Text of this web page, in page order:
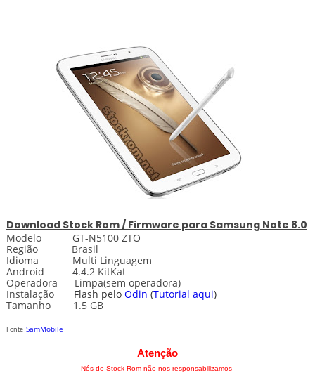
Download Stock Rom / Firmware para Samsung Note 8.0
Modelo GT-N5100 ZTO
Região Brasil
Idioma Multi Linguagem
Android 4.4.2 KitKat
Operadora Limpa(sem operadora)
Instalação Flash pelo Odin (Tutorial aqui)
Tamanho 1.5 GB
Fonte SamMobile
Atenção
Nós do Stock Rom não nos responsabilizamos